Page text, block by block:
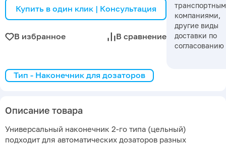
Купить в один клик | Консультация
В избранное В сравнение
компаниями,
другие виды
доставки по
согласованию
Тип - Наконечник для дозаторов
Описание товара
Универсальный наконечник 2-го типа (цельный)
подходит для автоматических дозаторов разных